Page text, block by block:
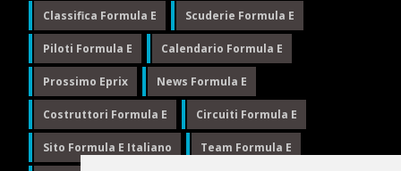
Classifica Formula E Scuderie Formula E
Piloti Formula E Calendario Formula E
Prossimo Eprix News Formula E
Costruttori Formula E Circuiti Formula E
Sito Formula E Italiano Team Formula E